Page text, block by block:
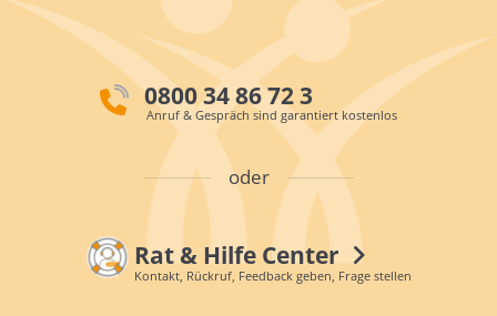
0800 34 86 72 3
Anruf & Gespräch sind garantiert kostenlos
oder
Rat & Hilfe Center
Kontakt, Rückruf, Feedback geben, Frage stellen